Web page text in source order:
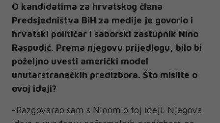
O kandidatima za hrvatskog člana
Predsjedništva BiH za medije je govorio i
hrvatski političar i saborski zastupnik Nino
Raspudić. Prema njegovu prijedlogu, bilo bi
poželjno uvesti američki model
unutarstranačkih predizbora. Što mislite o
ovoj ideji?
-Razgovarao sam s Ninom o toj ideji. Njegova